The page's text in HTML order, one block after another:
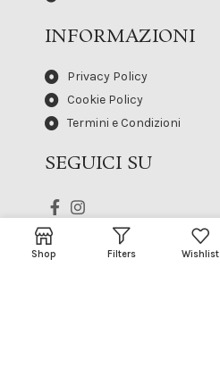
INFORMAZIONI
Privacy Policy
Cookie Policy
Termini e Condizioni
SEGUICI SU
Shop Filters Wishlist